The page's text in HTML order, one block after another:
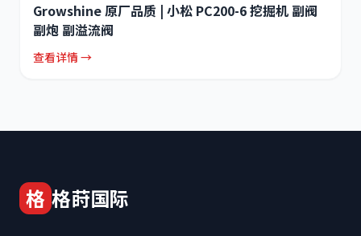
Growshine 原厂品质 | 小松 PC200-6 挖掘机 副阀
副炮 副溢流阀
查看详情 →
格 格莳国际